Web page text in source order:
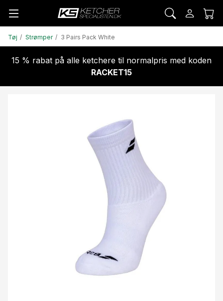
Tøj Strømper 3 Pairs Pack White
15 % rabat på alle ketchere til normalpris med koden
RACKET15